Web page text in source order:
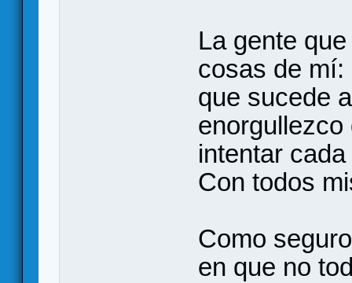
La gente
cosas de mí:
que sucede
intentar
Con todos
Como
en que no